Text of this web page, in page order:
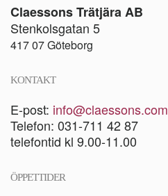
Claessons Trätjära AB
Stenkolsgatan 5
417 07 Göteborg
KONTAKT
E-post: info@claessons.com
Telefon: 031-711 42 87
telefontid kl 9.00-11.00
ÖPPETTIDER